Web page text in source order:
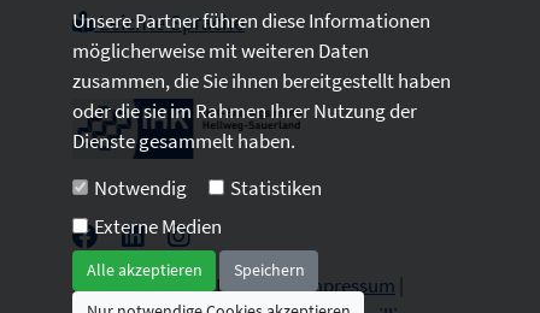
Leichte Sprache
2026 © All Rights Reserved.Impressum
Unsere Partner führen diese Informationen
möglicherweise mit weiteren Daten
zusammen, die Sie ihnen bereitgestellt haben
oder die sie im Rahmen Ihrer Nutzung der
Dienste gesammelt haben.
Notwendig
Statistiken
Externe Medien
Alle akzeptieren
Speichern